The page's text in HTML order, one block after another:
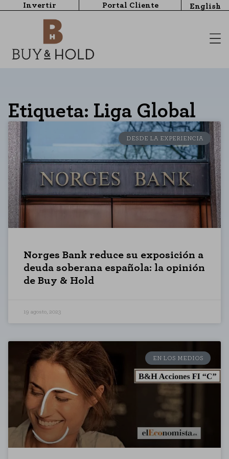
Invertir Portal Cliente English
Etiqueta: Liga Global
DESDE LA EXPERIENCIA
Norges Bank reduce su exposición a
deuda soberana española: la opinión
de Buy & Hold
19 agosto, 2023
EN LOS MEDIOS